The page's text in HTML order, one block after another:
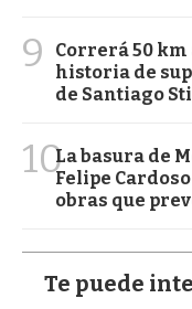
9
Correrá 50 km
historia de
de Santiago
10La basura de
Felipe
obras que
Te puede